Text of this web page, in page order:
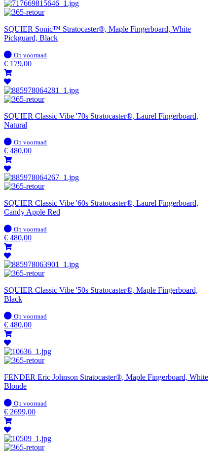
SQUIER Sonic™ Stratocaster®, Maple Fingerboard, White
Pickguard, Black
Op
voorraad
Op voorraad
€ 179,00
SQUIER Classic Vibe '70s Stratocaster®, Laurel Fingerboard,
Natural
Op
voorraad
Op voorraad
€ 480,00
SQUIER Classic Vibe '60s Stratocaster®, Laurel Fingerboard,
Candy Apple Red
Op
voorraad
Op voorraad
€ 480,00
SQUIER Classic Vibe '50s Stratocaster®, Maple Fingerboard,
Black
Op
voorraad
Op voorraad
€ 480,00
FENDER Eric Johnson Stratocaster®, Maple Fingerboard, White
Blonde
Op
voorraad
Op voorraad
€ 2699,00